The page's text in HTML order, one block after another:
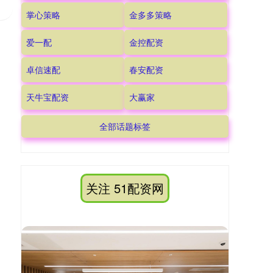
掌心策略 金多多策略
爱一配 金控配资
卓信速配 春安配资
天牛宝配资 大赢家
全部话题标签
关注 51配资网